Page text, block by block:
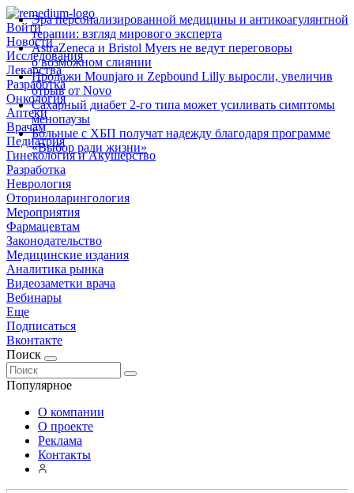
Войти
Новости
Исследования
Лекарства
Разработка
Онкология
Аптеки
Врачам
Педиатрия
Гинекология и Акушерство
Разработка
Неврология
Оториноларингология
Мероприятия
Фармацевтам
Законодательство
Медицинские издания
Аналитика рынка
Видеозаметки врача
Вебинары
Еще
Подписаться
Вконтакте
Поиск
Популярное
Эра персонализированной медицины и антикоагулянтной
терапии: взгляд мирового эксперта
AstraZeneca и Bristol Myers не ведут переговоры
о возможном слиянии
Продажи Mounjaro и Zepbound Lilly выросли, увеличив
отрыв от Novo
Сахарный диабет 2‑го типа может усиливать симптомы
менопаузы
Больные с ХБП получат надежду благодаря программе
«Выбор ради жизни»
О компании
О проекте
Реклама
Контакты